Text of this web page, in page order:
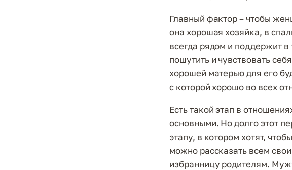
Главный фактор – чтобы
она хорошая хозяйка, в
всегда рядом и поддержит
пошутить и чувствовать
хорошей матерью для его
с которой хорошо во всех
Есть такой этап в
основными. Но долго этот
этапу, в котором хотят,
можно рассказать всем
избранницу родителям.